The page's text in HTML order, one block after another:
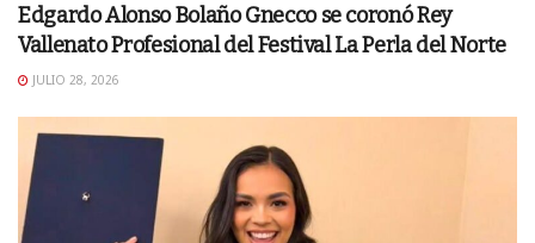
Edgardo Alonso Bolaño Gnecco se coronó Rey
Vallenato Profesional del Festival La Perla del Norte
JULIO 28, 2026